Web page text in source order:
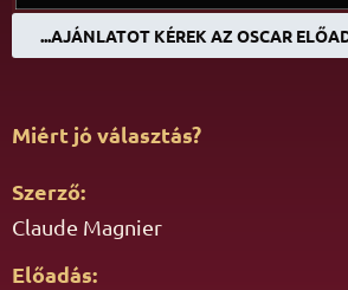
...AJÁNLATOT KÉREK AZ OSCAR
Miért jó választás?
Szerző:
Claude Magnier
Előadás: